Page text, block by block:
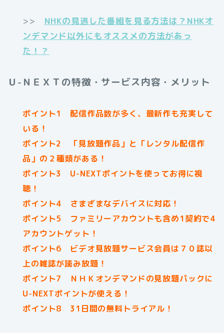
>> NHKの見逃した番組を見る方法は？NHKオ
ンデマンド以外にもオススメの方法があっ
た！？
Ｕ-ＮＥＸＴの特徴・サービス内容・メリット
ポイント1 配信作品数が多く、最新作も充実して
いる！
ポイント2 「見放題作品」と「レンタル配信作
品」の２種類がある！
ポイント3 U-NEXTポイントを使ってお得に視
聴！
ポイント4 さまざまなデバイスに対応！
ポイント5 ファミリーアカウントも含め1契約で4
アカウントゲット！
ポイント6 ビデオ見放題サービス会員は７０誌以
上の雑誌が読み放題！
ポイント7 ＮＨＫオンデマンドの見放題パックに
U-NEXTポイントが使える！
ポイント8 31日間の無料トライアル！